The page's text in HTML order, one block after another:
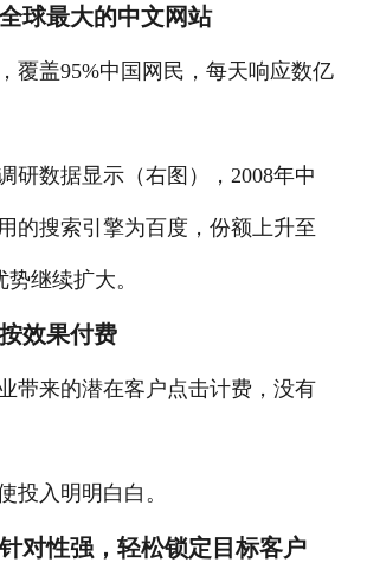
球最大的中文网站
覆盖95%中国网民，每天响应数亿
研数据显示（右图），2008年中
的搜索引擎为百度，份额上升至
继续扩大。
效果付费
带来的潜在客户点击计费，没有
投入明明白白。
对性强，轻松锁定目标客户